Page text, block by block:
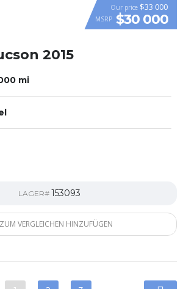
VIDEO
Our price $33 000
MSRP $30 000
2015
mi
LAGER# 153093
ZUM VERGLEICHEN HINZUFÜGEN